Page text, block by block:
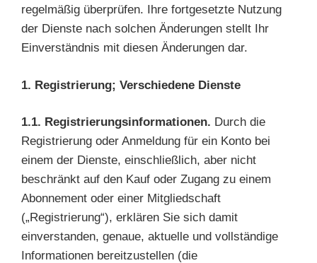
regelmäßig überprüfen. Ihre fortgesetzte Nutzung
der Dienste nach solchen Änderungen stellt Ihr
Einverständnis mit diesen Änderungen dar.
1. Registrierung; Verschiedene Dienste
1.1. Registrierungsinformationen. Durch die
Registrierung oder Anmeldung für ein Konto bei
einem der Dienste, einschließlich, aber nicht
beschränkt auf den Kauf oder Zugang zu einem
Abonnement oder einer Mitgliedschaft
(„Registrierung“), erklären Sie sich damit
einverstanden, genaue, aktuelle und vollständige
Informationen bereitzustellen (die